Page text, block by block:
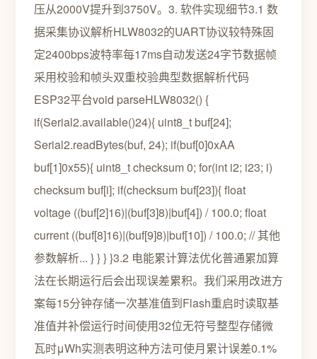
压从2000V提升到3750V。3. 软件实现细节3.1 数
据采集协议解析HLW8032的UART协议较特殊固
定2400bps波特率每17ms自动发送24字节数据帧
采用校验和帧头双重校验典型数据解析代码
ESP32平台void parseHLW8032() {
if(Serial2.available()24){ uint8_t buf[24];
Serial2.readBytes(buf, 24); if(buf[0]0xAA
buf[1]0x55){ uint8_t checksum 0; for(int i2; i23; i)
checksum buf[i]; if(checksum buf[23]){ float
voltage ((buf[2]16)|(buf[3]8)|buf[4]) / 100.0; float
current ((buf[8]16)|(buf[9]8)|buf[10]) / 100.0; // 其他
参数解析... } } } }3.2 电能累计算法优化普通累加算
法在长期运行后会出现误差累积。我们采用改进方
案每15分钟存储一次基准值到Flash重启时读取基
准值并补偿运行时间使用32位无符号整型存储微
瓦时μWh实测表明这种方法可使月累计误差0.1%